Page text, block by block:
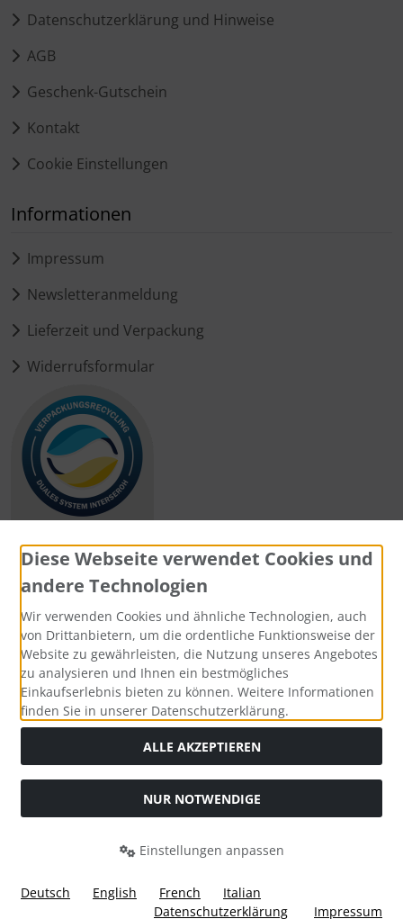
Datenschutzerklärung und Hinweise
AGB
Geschenk-Gutschein
Kontakt
Cookie Einstellungen
Informationen
Impressum
Newsletteranmeldung
Lieferzeit und Verpackung
Widerrufsformular
Zahlungsmethoden
Social Media
Widerrufsformular
Diese Webseite verwendet Cookies und
andere Technologien
Wir verwenden Cookies und ähnliche Technologien, auch
von Drittanbietern, um die ordentliche Funktionsweise der
Website zu gewährleisten, die Nutzung unseres Angebotes
zu analysieren und Ihnen ein bestmögliches
Einkaufserlebnis bieten zu können. Weitere Informationen
finden Sie in unserer Datenschutzerklärung.
ALLE AKZEPTIEREN
NUR NOTWENDIGE
Einstellungen anpassen
Deutsch English French
Italian
Datenschutzerklärung
Impressum